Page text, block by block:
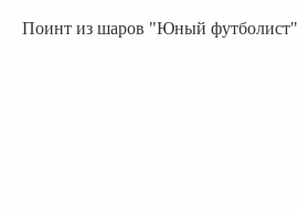
Поинт из шаров "Юный футболист"